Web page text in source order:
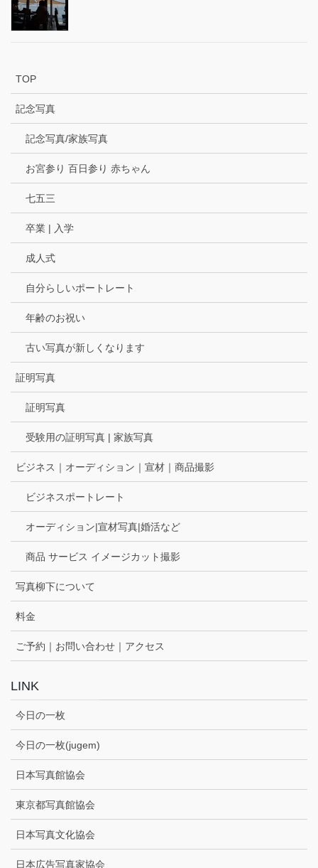
TOP
記念写真
記念写真/家族写真
お宮参り 百日参り 赤ちゃん
七五三
卒業 | 入学
成人式
自分らしいポートレート
年齢のお祝い
古い写真が新しくなります
証明写真
証明写真
受験用の証明写真 | 家族写真
ビジネス｜オーディション｜宣材｜商品撮影
ビジネスポートレート
オーディション|宣材写真|婚活など
商品 サービス イメージカット撮影
写真柳下について
料金
ご予約｜お問い合わせ｜アクセス
LINK
今日の一枚
今日の一枚(jugem)
日本写真館協会
東京都写真館協会
日本写真文化協会
日本広告写真家協会